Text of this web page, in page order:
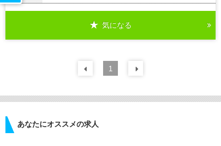
気になる
前の 件
1
あなたにオススメの求人